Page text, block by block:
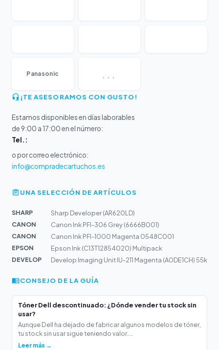
Panasonic ...
¡TE ASESORAMOS CON GUSTO!
Estamos disponibles en días laborables
de 9:00 a 17:00 en el número:
Tel.:
o por correo electrónico:
info@compradecartuchos.es
UNA SELECCIÓN DE ARTÍCULOS
SHARP
Sharp Developer (AR620LD)
CANON
Canon Ink PFI-306 Grey (6666B001)
CANON
Canon Ink PFI-1000 Magenta 0548C001
EPSON
Epson Ink (C13T12854020) Multipack
DEVELOP
Develop Imaging Unit IU-211 Magenta (A0DE1CH) 55k
CONSEJO DE LA GUÍA
Tóner Dell descontinuado: ¿Dónde vender tu stock sin
usar?
Aunque Dell ha dejado de fabricar algunos modelos de tóner,
tu stock sin usar sigue teniendo valor....
Leer más →